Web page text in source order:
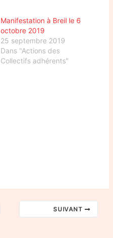
Manifestation à Breil le 6
octobre 2019
25 septembre 2019
Dans "Actions des
Collectifs adhérents"
SUIVANT